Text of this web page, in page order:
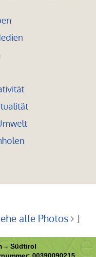
alle Photos ]
– Südtirol